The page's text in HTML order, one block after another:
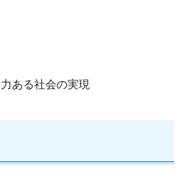
ある社会の実現